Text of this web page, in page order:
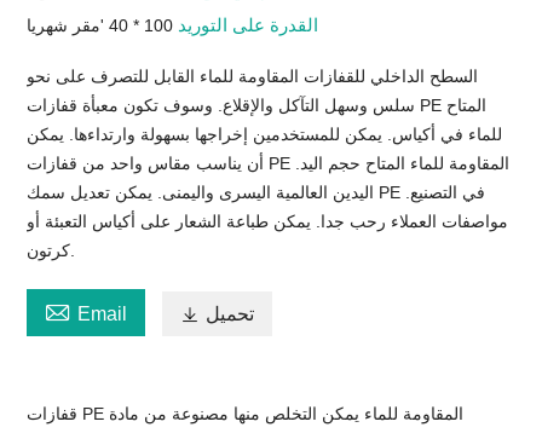
القدرة على التوريد 100 * 40 'مقر شهريا
السطح الداخلي للقفازات المقاومة للماء القابل للتصرف على نحو
سلس وسهل التآكل والإقلاع. وسوف تكون معبأة قفازات PE المتاح
للماء في أكياس. يمكن للمستخدمين إخراجها بسهولة وارتداءها. يمكن
أن يناسب مقاس واحد من قفازات PE المقاومة للماء المتاح حجم اليد.
اليدين العالمية اليسرى واليمنى. يمكن تعديل سمك PE في التصنيع.
مواصفات العملاء رحب جدا. يمكن طباعة الشعار على أكياس التعبئة أو
 Email  تحميل
قفازات PE المقاومة للماء يمكن التخلص منها مصنوعة من مادة